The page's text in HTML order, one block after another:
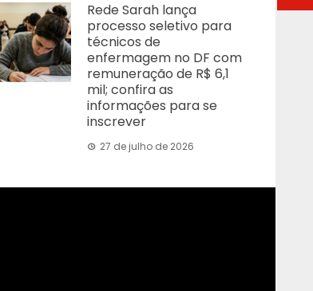
Rede Sarah lança
processo seletivo para
técnicos de
enfermagem no DF com
remuneração de R$ 6,1
mil; confira as
informações para se
inscrever
27 de julho de 2026